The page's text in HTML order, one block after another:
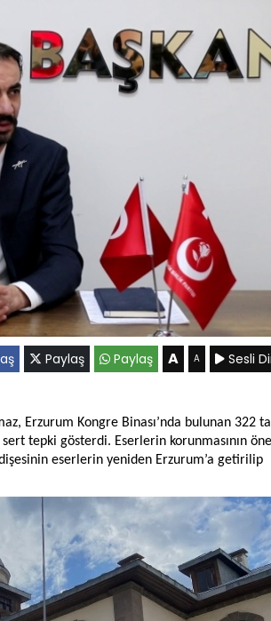
Paylaş Paylaş A A Sesli
Erzurum Kongre Binası’nda bulunan 322
tepki gösterdi. Eserlerin korunmasının
eserlerin yeniden Erzurum’a getirilip